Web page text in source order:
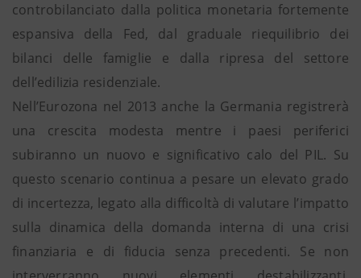
controbilanciato dalla politica monetaria fortemente
espansiva della Fed, dal graduale riequilibrio dei
bilanci delle famiglie e dalla ripresa del settore
dell’edilizia residenziale.
Nell’Eurozona nel 2013 anche la Germania registrerà
una crescita modesta mentre i paesi periferici
subiranno un nuovo e significativo calo del PIL. Su
questo scenario continua a pesare un elevato grado
di incertezza, legato alla difficoltà di valutare l’impatto
sulla dinamica della domanda interna di una crisi
finanziaria e di fiducia senza precedenti. Se non